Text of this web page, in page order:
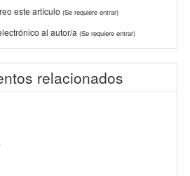
este artículo (Se requiere entrar)
al autor/a (Se requiere entrar)
relacionados